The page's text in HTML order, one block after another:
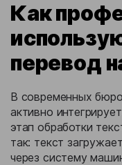
Как
перевод
В современных
активно
этап обработки
так: текст
через систему